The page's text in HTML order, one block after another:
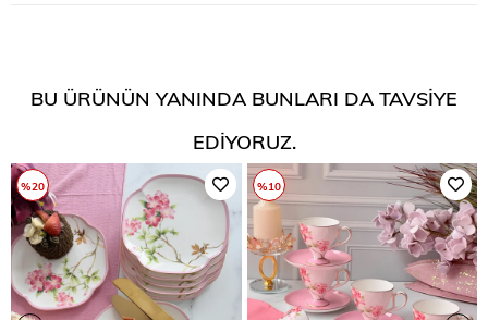
BU ÜRÜNÜN YANINDA BUNLARI DA TAVSIYE
EDIYORUZ.
%20 %10